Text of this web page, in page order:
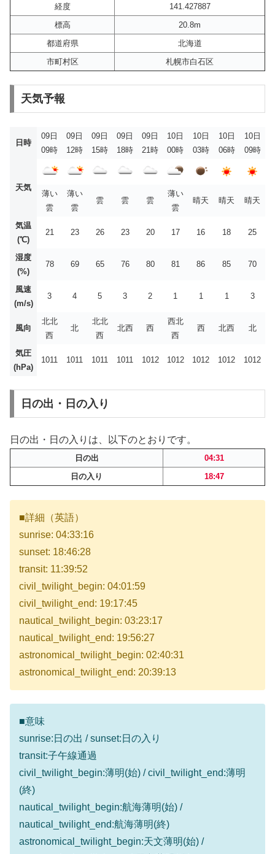
経度
141.427887
標高
20.8m
都道府県
北海道
市町村区
札幌市白石区
天気予報
日時
09日
09時
09日
12時
09日
15時
09日
18時
09日
21時
10日
00時
10日
03時
10日
06時
10日
09時
天気
薄い
雲
薄い
雲
雲 雲 雲
薄い
雲
晴天 晴天 晴天
気温
(℃)
21 23 26 23 20 17 16 18 25
湿度
(%)
78 69 65 76 80 81 86 85 70
風速
(m/s)
3 4 5 3 2 1 1 1 3
風向
北北
西
北
北北
西
北西 西
西北
西
西 北西 北
気圧
(hPa)
1011 1011 1011 1011 1012 1012 1012 1012 1012
日の出・日の入り
日の出・日の入りは、以下のとおりです。
日の出
04:31
日の入り
18:47
■詳細（英語）
sunrise: 04:33:16
sunset: 18:46:28
transit: 11:39:52
civil_twilight_begin: 04:01:59
civil_twilight_end: 19:17:45
nautical_twilight_begin: 03:23:17
nautical_twilight_end: 19:56:27
astronomical_twilight_begin: 02:40:31
astronomical_twilight_end: 20:39:13
■意味
sunrise:日の出 / sunset:日の入り
transit:子午線通過
civil_twilight_begin:薄明(始) / civil_twilight_end:薄明
(終)
nautical_twilight_begin:航海薄明(始) /
nautical_twilight_end:航海薄明(終)
astronomical_twilight_begin:天文薄明(始) /